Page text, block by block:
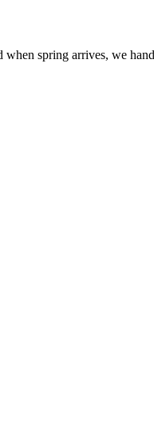
spring arrives, we